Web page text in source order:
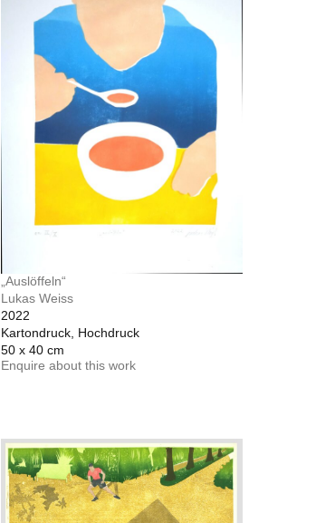
„Auslöffeln“
Lukas Weiss
2022
Kartondruck, Hochdruck
50 x 40 cm
Enquire about this work